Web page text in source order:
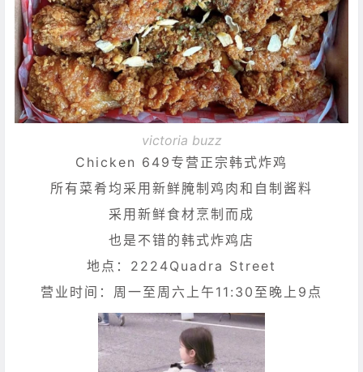
victoria buzz
Chicken 649专营正宗韩式炸鸡
所有菜肴均采用新鲜腌制鸡肉和自制酱料
采用新鲜食材烹制而成
也是不错的韩式炸鸡店
地点：2224Quadra Street
营业时间：周一至周六上午11:30至晚上9点